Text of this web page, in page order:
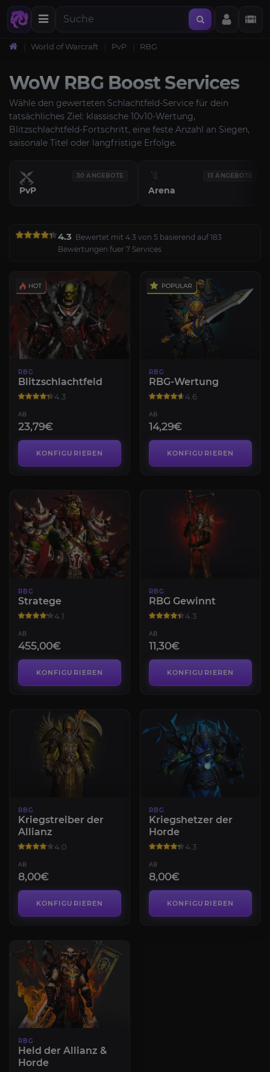
World of Warcraft PvP RBG
WoW RBG Boost Services
Wähle den gewerteten Schlachtfeld-Service für dein
tatsächliches Ziel: klassische 10v10-Wertung,
Blitzschlachtfeld-Fortschritt, eine feste Anzahl an Siegen,
saisonale Titel oder langfristige Erfolge.
30 ANGEBOTE
PvP
13 ANGEBOTE
Arena
4.3 Bewertet mit 4.3 von 5 basierend auf 183
Bewertungen fuer 7 Services
RBG
Blitzschlachtfeld
4.3
AB
23,79€
KONFIGURIEREN
RBG
RBG-Wertung
4.6
AB
14,29€
KONFIGURIEREN
RBG
Stratege
4.1
AB
455,00€
KONFIGURIEREN
RBG
RBG Gewinnt
4.3
AB
11,30€
KONFIGURIEREN
RBG
Kriegstreiber der
Allianz
4.0
AB
8,00€
KONFIGURIEREN
RBG
Kriegshetzer der
Horde
4.3
AB
8,00€
KONFIGURIEREN
RBG
Held der Allianz &
Horde